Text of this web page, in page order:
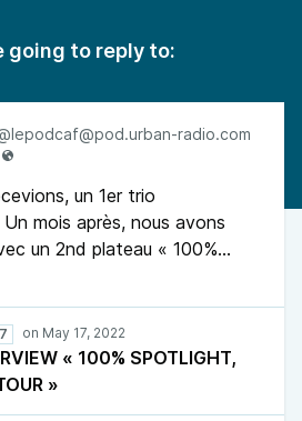
going to reply to:
radio.com
un 1er trio
Un mois après, nous avons
un 2nd plateau « 100%
micro : Gaëtan Petit, Tony
la comparaison entre cette
clubs de foot et leurs centre
pour cette «
», les Comedy Club jouent à
de formation et de
« 100% SPOTLIGHT,
»